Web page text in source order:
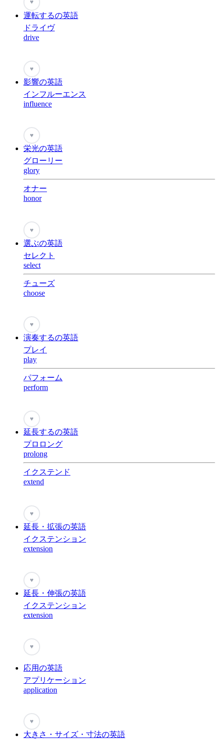
♥
運転するの英語
ドライヴ
drive
♥
影響の英語
インフルーエンス
influence
♥
栄光の英語
グローリー
glory
オナー
honor
♥
選ぶの英語
セレクト
select
チューズ
choose
♥
演奏するの英語
プレイ
play
パフォーム
perform
♥
延長するの英語
プロロング
prolong
イクステンド
extend
♥
延長・拡張の英語
イクステンション
extension
♥
延長・伸張の英語
イクステンション
extension
♥
応用の英語
アプリケーション
application
♥
大きさ・サイズ・寸法の英語